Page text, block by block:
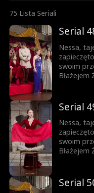
75 Lista Seriali
Serial
Nessa,
swoim
Błażejem
Dopiero
pojawia
prawdę –
Serial
Nessa,
swoim
Błażejem
Dopiero
pojawia
Serial